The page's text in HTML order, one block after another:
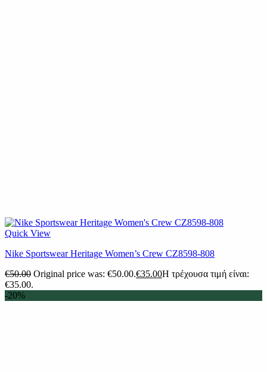
Quick View
Nike Sportswear Heritage Women’s Crew CZ8598-808
€50.00 Original price was: €50.00.€35.00Η τρέχουσα τιμή είναι:
€35.00.
-20%